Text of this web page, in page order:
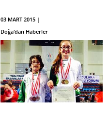
03 MART 2015 |
Doğa'dan Haberler